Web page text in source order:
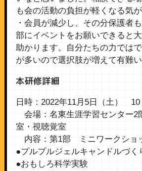
も会の活動の負担が軽くなる気が
・会員が減少し、その分保護者
部にイベントをお願いできると
助かります。自分たちの力では
が多いので選択肢が増えて有難い
本研修詳細
日時：2022年11月5日（土） 10
会場：名東生涯学習センター
室・視聴覚室
内容：第1部 ミニワークショ
●プルプルジェルキャンドルづく
●おもしろ科学実験